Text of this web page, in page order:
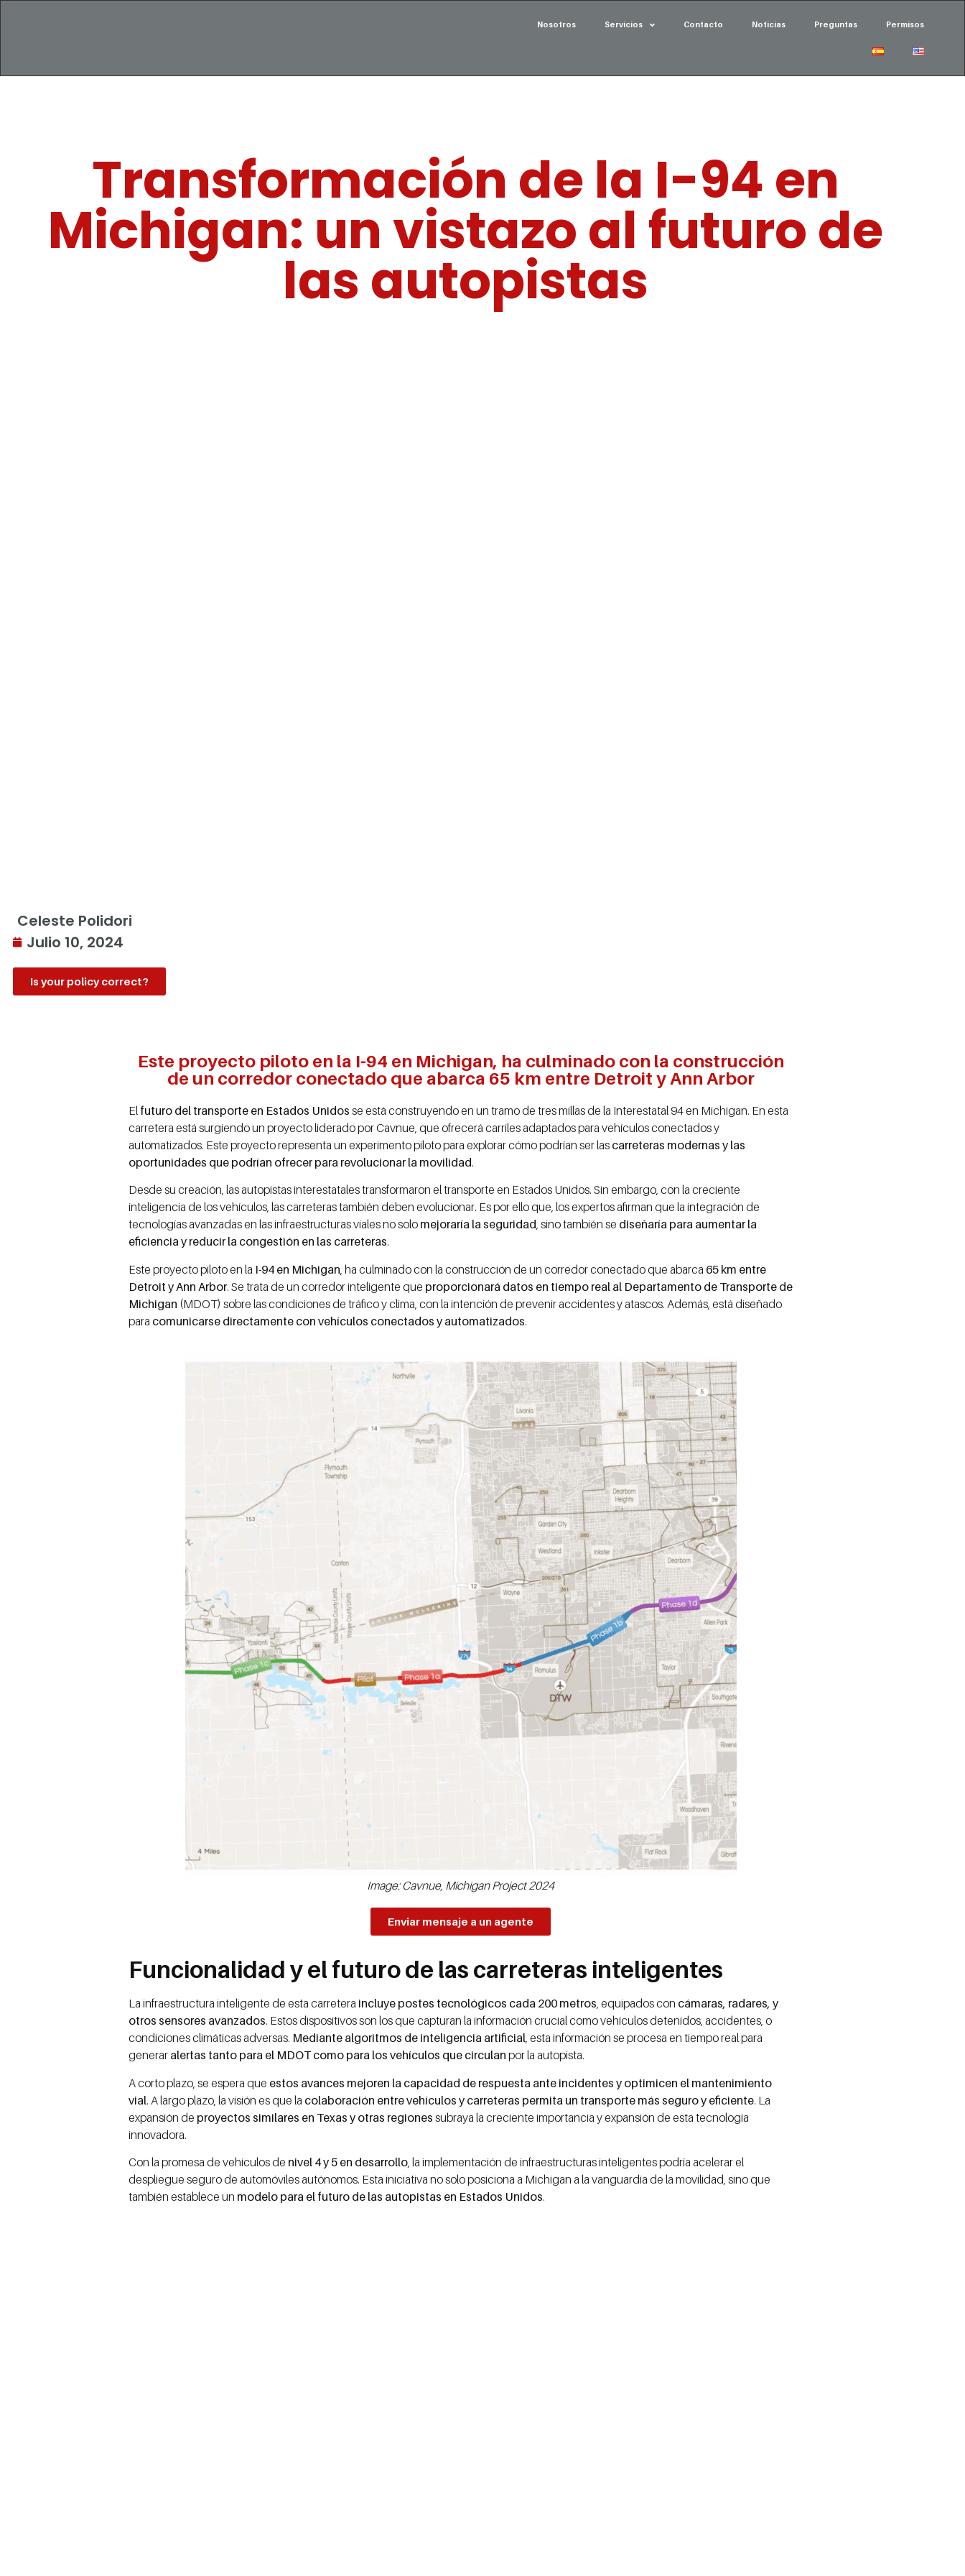
Nosotros Servicios Contacto Noticias Preguntas Permisos
Transformación de la I-94 en
Michigan: un vistazo al futuro de
las autopistas
Celeste Polidori
Julio 10, 2024
Is your policy correct?
Este proyecto piloto en la I-94 en Michigan, ha culminado con la construcción
de un corredor conectado que abarca 65 km entre Detroit y Ann Arbor
El futuro del transporte en Estados Unidos se está construyendo en un tramo de tres millas de la Interestatal 94 en Michigan. En esta
carretera está surgiendo un proyecto liderado por Cavnue, que ofrecerá carriles adaptados para vehículos conectados y
automatizados. Este proyecto representa un experimento piloto para explorar cómo podrían ser las carreteras modernas y las
oportunidades que podrían ofrecer para revolucionar la movilidad.
Desde su creación, las autopistas interestatales transformaron el transporte en Estados Unidos. Sin embargo, con la creciente
inteligencia de los vehículos, las carreteras también deben evolucionar. Es por ello que, los expertos afirman que la integración de
tecnologías avanzadas en las infraestructuras viales no solo mejoraría la seguridad, sino también se diseñaría para aumentar la
eficiencia y reducir la congestión en las carreteras.
Este proyecto piloto en la I-94 en Michigan , ha culminado con la construcción de un corredor conectado que abarca 65 km entre
Detroit y Ann Arbor. Se trata de un corredor inteligente que proporcionará datos en tiempo real al Departamento de Transporte de
Michigan (MDOT) sobre las condiciones de tráfico y clima, con la intención de prevenir accidentes y atascos. Además, está diseñado
para comunicarse directamente con vehículos conectados y automatizados.
Image: Cavnue, Michigan Project 2024
Enviar mensaje a un agente
Funcionalidad y el futuro de las carreteras inteligentes
La infraestructura inteligente de esta carretera incluye postes tecnológicos cada 200 metros, equipados con cámaras, radares, y
otros sensores avanzados. Estos dispositivos son los que capturan la información crucial como vehículos detenidos, accidentes, o
condiciones climáticas adversas. Mediante algoritmos de inteligencia artificial, esta información se procesa en tiempo real para
generar alertas tanto para el MDOT como para los vehículos que circulan por la autopista.
A corto plazo, se espera que estos avances mejoren la capacidad de respuesta ante incidentes y optimicen el mantenimiento
vial. A largo plazo, la visión es que la colaboración entre vehículos y carreteras permita un transporte más seguro y eficiente. La
expansión de proyectos similares en Texas y otras regionessubraya la creciente importancia y expansión de esta tecnología
innovadora.
Con la promesa de vehículos de nivel 4 y 5 en desarrollo , la implementación de infraestructuras inteligentes podría acelerar el
despliegue seguro de automóviles autónomos. Esta iniciativa no solo posiciona a Michigan a la vanguardia de la movilidad, sino que
también establece un modelo para el futuro de las autopistas en Estados Unidos.